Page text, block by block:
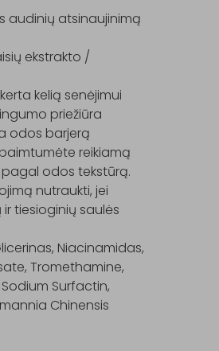
audinių atsinaujinimą
ekstrakto /
kelią senėjimui
priežiūra
odos barjerą
reikiamą
pagal odos tekstūrą.
nutraukti, jei
tiesioginių saulės
Niacinamidas,
Tromethamine,
Surfactin,
Chinensis